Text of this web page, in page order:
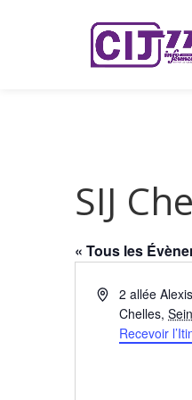
SIJ
« Tous les
Adresse
2 allée
Chelles,
Recevoir